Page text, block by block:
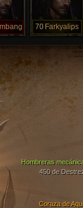
70 Farkyalips
Coraza de
Hombreras
450 de